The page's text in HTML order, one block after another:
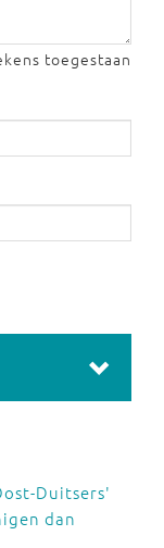
toegestaan
Duitsers'
dan